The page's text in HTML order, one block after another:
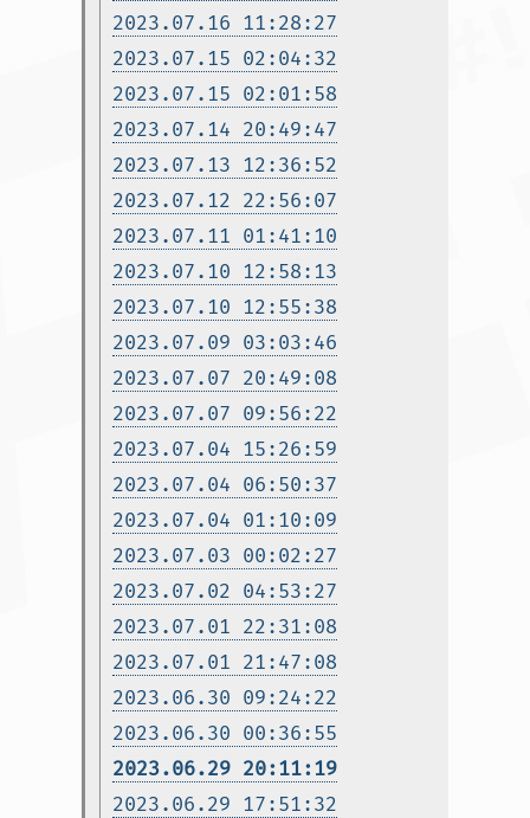
2023.07.16 11:28:27
2023.07.15 02:04:32
2023.07.15 02:01:58
2023.07.14 20:49:47
2023.07.13 12:36:52
2023.07.12 22:56:07
2023.07.11 01:41:10
2023.07.10 12:58:13
2023.07.10 12:55:38
2023.07.09 03:03:46
2023.07.07 20:49:08
2023.07.07 09:56:22
2023.07.04 15:26:59
2023.07.04 06:50:37
2023.07.04 01:10:09
2023.07.03 00:02:27
2023.07.02 04:53:27
2023.07.01 22:31:08
2023.07.01 21:47:08
2023.06.30 09:24:22
2023.06.30 00:36:55
2023.06.29 20:11:19
2023.06.29 17:51:32